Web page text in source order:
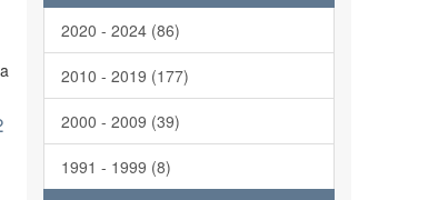
2020 - 2024 (86)
2010 - 2019 (177)
2000 - 2009 (39)
1991 - 1999 (8)